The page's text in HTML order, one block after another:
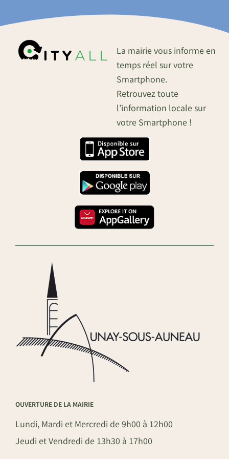
La mairie vous informe en
temps réel sur votre
Smartphone.
Retrouvez toute
l’information locale sur
votre Smartphone !
OUVERTURE DE LA MAIRIE
Lundi, Mardi et Mercredi de 9h00 à 12h00
Jeudi et Vendredi de 13h30 à 17h00